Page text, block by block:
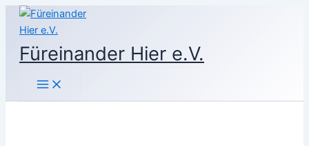
Zum
Inhalt
springen
Füreinander Hier e.V.